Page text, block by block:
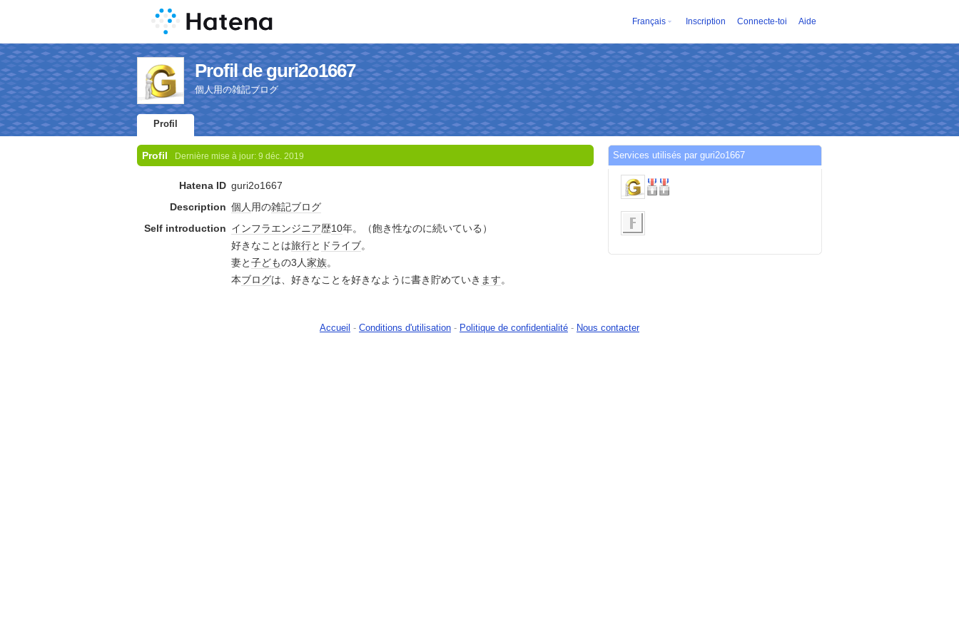
Français Inscription Connecte-toi Aide
Profil de guri2o1667
個人用の雑記ブログ
Profil
Profil Dernière mise à jour: 9 déc. 2019
Hatena ID guri2o1667
Description 個人用の雑記ブログ
Self introduction インフラエンジニア歴10年。（飽き性なのに続いている）
好きなことは旅行と ドライブ。
妻と子どもの3人家族。
本ブログは、好きなことを好きなように書き貯めていき ます。
Services utilisés par guri2o1667
Accueil - Conditions d'utilisation - Politique de confidentialité - Nous contacter